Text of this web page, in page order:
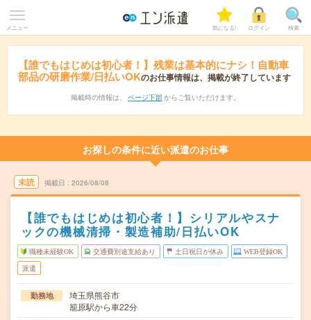
メニュー 気になる! ログイン 検索
【誰でもはじめは初心者！】残業は基本的にナシ！自動車
部品の研磨作業/日払いOKのお仕事情報は、掲載が終了しています
掲載時の情報は、 ページ下部 からご覧いただけます。
お探しの条件に近い派遣のお仕事
未読 掲載日 2026/08/08
【誰でもはじめは初心者！】シリアルやスナ
ックの機械清掃・製造補助/日払いOK
職種未経験OK 交通費別途支給あり 土日祝日が休み WEB登録OK
派遣
勤務地
埼玉県熊谷市
籠原駅から車22分